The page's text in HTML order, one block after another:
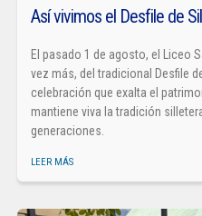
Así vivimos el Desfile de
El pasado 1 de agosto, el Liceo
vez más, del tradicional Desfile
celebración que exalta el
mantiene viva la tradición
generaciones.
LEER MÁS